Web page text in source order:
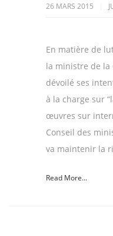
26 MARS 2015
En matière de
la ministre de la
dévoilé ses
à la charge sur
œuvres sur
Conseil des
va maintenir la
Read More...